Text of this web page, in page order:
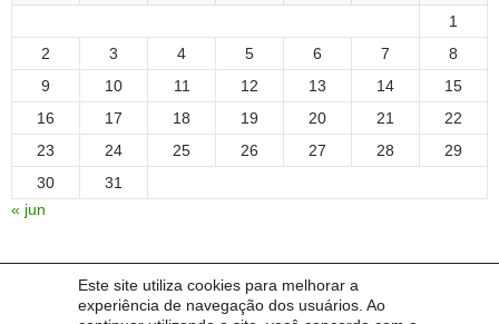
Este site utiliza cookies para melhorar a
experiência de navegação dos usuários. Ao
1
2
3 4 5 6 7
8
9
10 11 12 13 14
15
16
17 18 19 20 21
22
23
24 25 26 27 28
29
30
31
« jun